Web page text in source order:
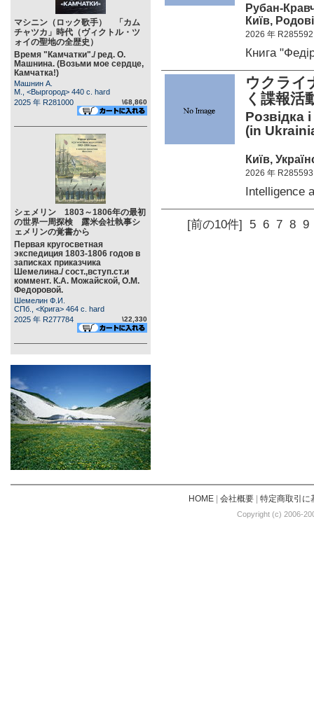
マシニン（ロック歌手） 「カム
チャツカ」時代（ヴィクトル・ツ
ォイの聖地の全歴史）
Время "Камчатки"./ ред. О.
Машнина. (Возьми мое сердце,
Камчатка!)
Машнин А.
М., <Выргород> 440 c. hard
2025 年 R281000
\68,860
シェメリン 1803～1806年の最初
の世界一周探検 露米会社執事シ
ェメリンの覚書から
Первая кругосветная
экспедиция 1803-1806 годов в
записках приказчика
Шемелина./ сост.,вступ.ст.и
коммент. К.А. Можайской, О.М.
Федоровой.
Шемелин Ф.И.
СПб., <Крига> 464 c. hard
2025 年 R277784
\22,330
Рубан-
Київ,
2026 年 R285592
Книга
ウクライ
く諜報
Розвідка
(in
Київ,
2026 年 R285593
Intelligence
[前の10件] 5 6 7 8 9
HOME| 会社概要| 特定商取引に
Copyright (c) 2006-